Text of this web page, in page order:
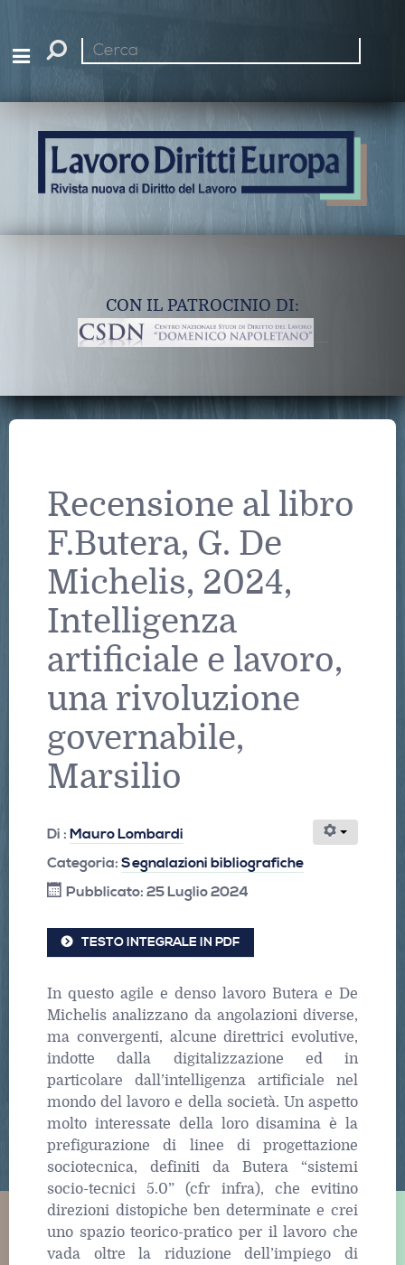
Cerca
CON IL PATROCINIO DI:
Recensione al libro
F.Butera, G. De
Michelis, 2024,
Intelligenza
artificiale e lavoro,
una rivoluzione
governabile,
Marsilio
Di : Mauro Lombardi
Categoria: Segnalazioni bibliografiche
Pubblicato: 25 Luglio 2024
TESTO INTEGRALE IN PDF
In questo agile e denso lavoro Butera e De
Michelis analizzano da angolazioni diverse,
ma convergenti, alcune direttrici evolutive,
indotte dalla digitalizzazione ed in
particolare dall’intelligenza artificiale nel
mondo del lavoro e della società. Un aspetto
molto interessate della loro disamina è la
prefigurazione di linee di progettazione
sociotecnica, definiti da Butera “sistemi
socio-tecnici 5.0” (cfr infra), che evitino
direzioni distopiche ben determinate e crei
uno spazio teorico-pratico per il lavoro che
vada oltre la riduzione dell’impiego di